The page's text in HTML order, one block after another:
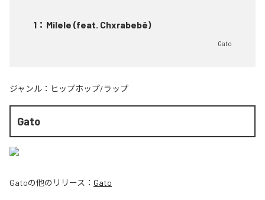
1 ： Milele (feat. Chxrabebê)
Gato
ジャンル： ヒップホップ/ラップ
Gato
Gatoの他のリリース： Gato